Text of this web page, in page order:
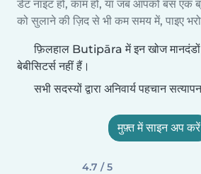
डेट नाइट हो, काम हो, या जब आपको बस एक
को सुलाने की ज़िद से भी कम समय में, पाइए
फ़िलहाल Butipāra में इन खोज
बेबीसिटर्स नहीं हैं।
सभी सदस्यों द्वारा अनिवार्य पहचान
मुफ़्त में साइन अप करें
4.7 / 5